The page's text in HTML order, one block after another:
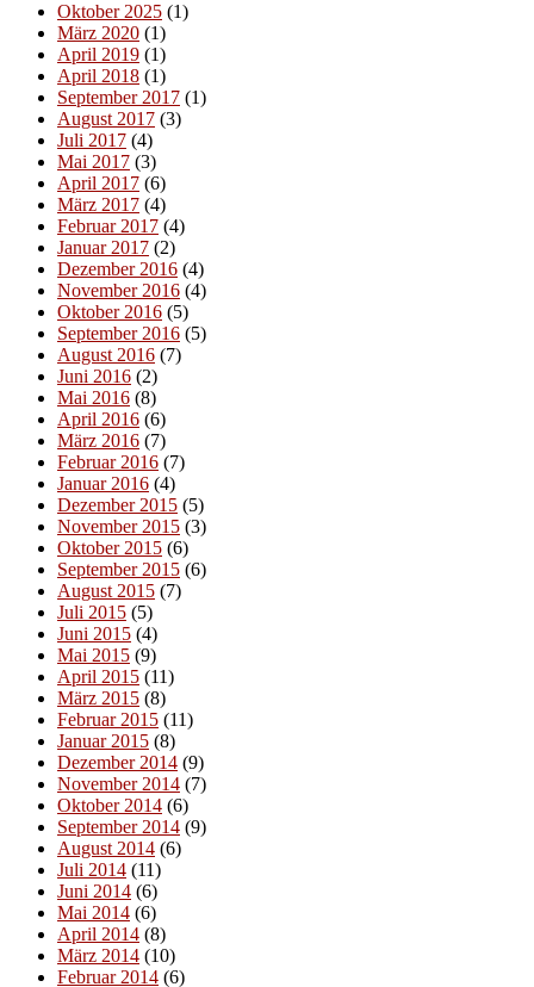
Oktober 2025 (1)
März 2020 (1)
April 2019 (1)
April 2018 (1)
September 2017 (1)
August 2017 (3)
Juli 2017 (4)
Mai 2017 (3)
April 2017 (6)
März 2017 (4)
Februar 2017 (4)
Januar 2017 (2)
Dezember 2016 (4)
November 2016 (4)
Oktober 2016 (5)
September 2016 (5)
August 2016 (7)
Juni 2016 (2)
Mai 2016 (8)
April 2016 (6)
März 2016 (7)
Februar 2016 (7)
Januar 2016 (4)
Dezember 2015 (5)
November 2015 (3)
Oktober 2015 (6)
September 2015 (6)
August 2015 (7)
Juli 2015 (5)
Juni 2015 (4)
Mai 2015 (9)
April 2015 (11)
März 2015 (8)
Februar 2015 (11)
Januar 2015 (8)
Dezember 2014 (9)
November 2014 (7)
Oktober 2014 (6)
September 2014 (9)
August 2014 (6)
Juli 2014 (11)
Juni 2014 (6)
Mai 2014 (6)
April 2014 (8)
März 2014 (10)
Februar 2014 (6)